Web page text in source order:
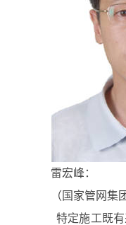
雷宏峰：
（国家管网集
特定施工既